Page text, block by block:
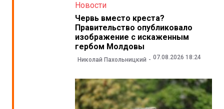
Новости
Червь вместо креста?
Правительство опубликовало
изображение с искаженным
гербом Молдовы
Николай Пахольницкий 07.08.2026 18:24